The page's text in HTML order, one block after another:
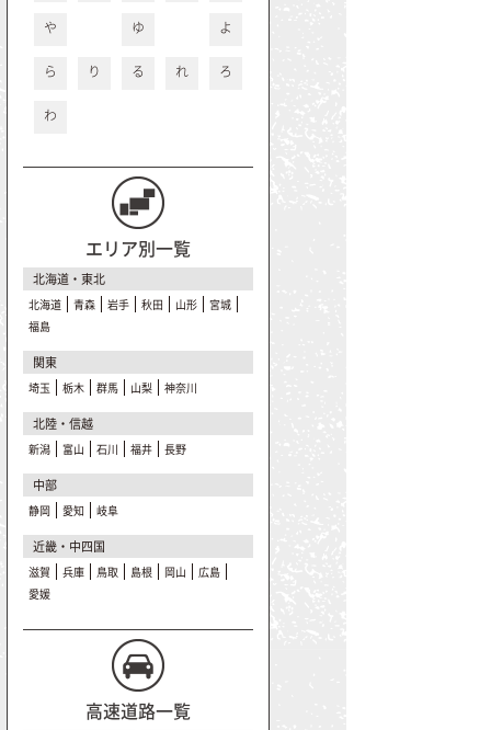
や ゆ よ
ら り る れ ろ
わ
エリア別一覧
北海道・東北
北海道 青森 岩手 秋田 山形
宮城
福島
関東
埼玉 栃木 群馬 山梨 神奈川
北陸・信越
新潟 富山 石川 福井 長野
中部
静岡 愛知 岐阜
近畿・中四国
滋賀 兵庫 鳥取 島根 岡山
広島
愛媛
高速道路一覧